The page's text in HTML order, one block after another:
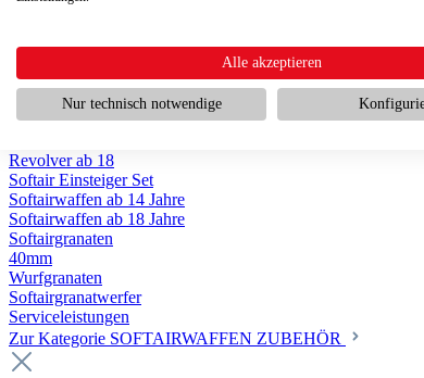
Scharfschützengewehr ab 18
Softair Pistolen
Softair Pistolen elektrisch ab 14
Softair Pistolen Federdruck ab 14
Softair Pistolen HPA Luftdruck ab 18
Revolver ab 18
Softair Einsteiger Set
Softairwaffen ab 14 Jahre
Softairwaffen ab 18 Jahre
Softairgranaten
40mm
Wurfgranaten
Softairgranatwerfer
Serviceleistungen
Zur Kategorie SOFTAIRWAFFEN ZUBEHÖR
Alle akzeptieren
Nur technisch notwendige